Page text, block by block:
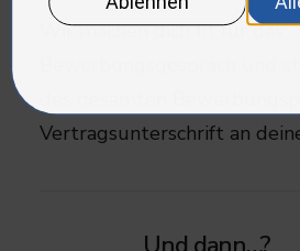
Wir machen dich fit für das
Vertragsunterschrift an